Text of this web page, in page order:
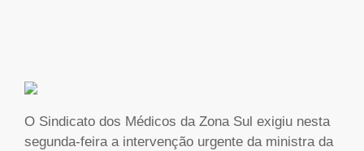
O Sindicato dos Médicos da Zona Sul exigiu nesta
segunda-feira a intervenção urgente da ministra da